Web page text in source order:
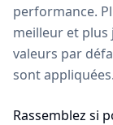
performance.
meilleur et plus
valeurs par
sont appliquées.
Rassemblez si